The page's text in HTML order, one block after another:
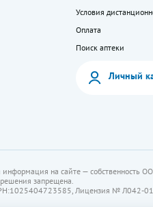
Условия
Оплата
Поиск аптеки
Личный
информация на сайте — собственность
запрещена.
Лицензия № Л042-